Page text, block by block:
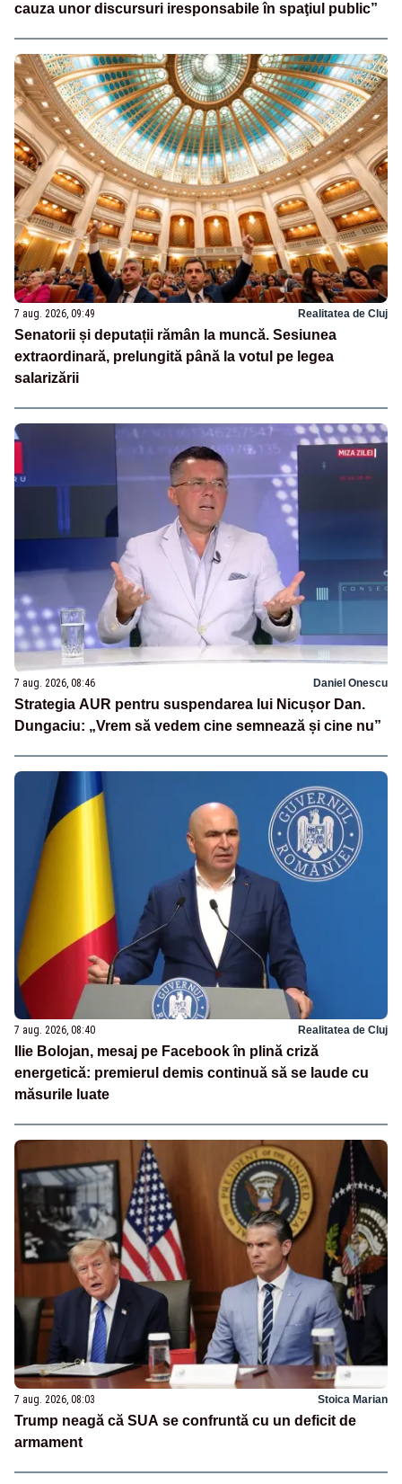
cauza unor discursuri iresponsabile în spaţiul public”
7 aug. 2026, 09:49 Realitatea de Cluj
Senatorii și deputații rămân la muncă. Sesiunea
extraordinară, prelungită până la votul pe legea
salarizării
7 aug. 2026, 08:46 Daniel Onescu
Strategia AUR pentru suspendarea lui Nicușor Dan.
Dungaciu: „Vrem să vedem cine semnează și cine nu”
7 aug. 2026, 08:40 Realitatea de Cluj
Ilie Bolojan, mesaj pe Facebook în plină criză
energetică: premierul demis continuă să se laude cu
măsurile luate
7 aug. 2026, 08:03 Stoica Marian
Trump neagă că SUA se confruntă cu un deficit de
armament